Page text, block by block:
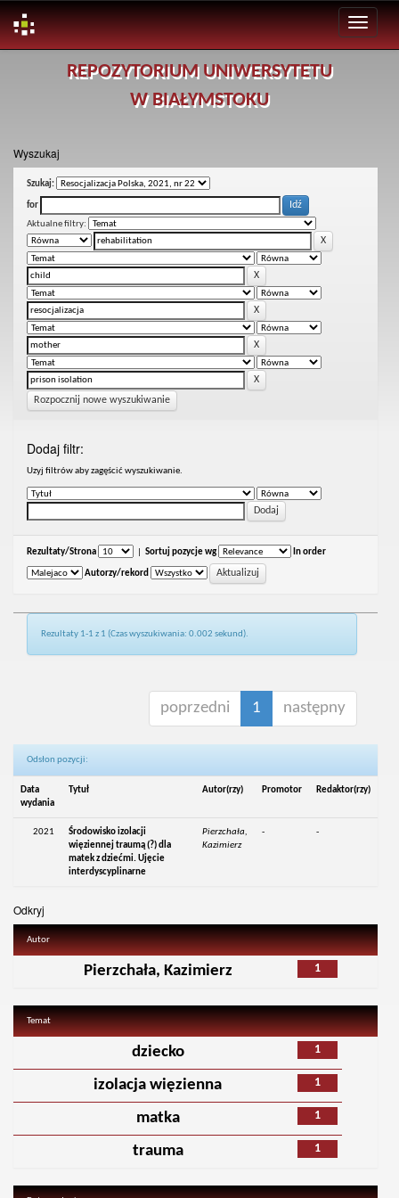
REPOZYTORIUM UNIWERSYTETU
W BIAŁYMSTOKU
Wyszukaj
Szukaj:
for
Aktualne filtry:
Rozpocznij nowe wyszukiwanie
Dodaj filtr:
Uzyj filtrów aby zagęścić wyszukiwanie.
Rezultaty/Strona Sortuj pozycje wg In order
Autorzy/rekord
Rezultaty 1-1 z 1 (Czas wyszukiwania: 0.002 sekund).
poprzedni 1 następny
Odsłon pozycji:
Data
wydania
Tytuł Autor(rzy) Promotor Redaktor(rzy)
2021
Środowisko izolacji
więziennej traumą (?) dla
matek z dziećmi. Ujęcie
interdyscyplinarne
Pierzchała,
Kazimierz
- -
Odkryj
Autor
1
Pierzchała, Kazimierz
Temat
1
dziecko
1
izolacja więzienna
1
matka
1
trauma